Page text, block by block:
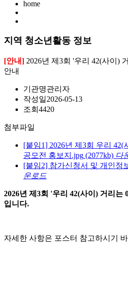
home
지역 청소년활동 정보
[안내] 2026년 제3회 '우리 42(사이)
안내
기관명관리자
작성일2026-05-13
조회 4420
첨부파일
[붙임1] 2026년 제3회 우리 42(
공모전 홍보지.jpg (2077kb) 다
[붙임2] 참가신청서 및 개인정
운로드
2026년 제3회 '우리 42(사이) 거리는
입니다.
자세한 사항은 포스터 참고하시기